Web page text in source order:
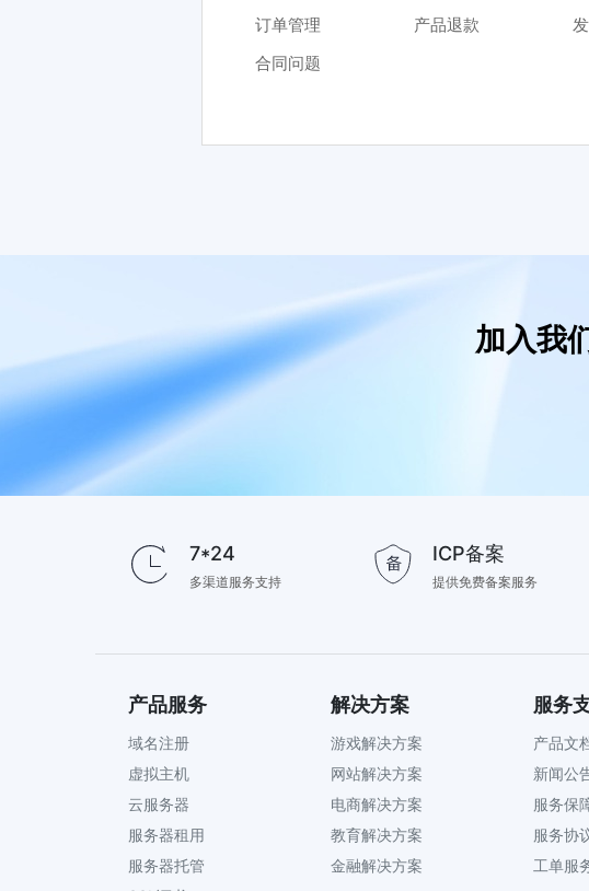
订单管理 产品退款
合同问题
加入我
7*24
多渠道服务支持
ICP备案
提供免费备案服务
产品服务
域名注册
虚拟主机
云服务器
服务器租用
服务器托管
解决方案
游戏解决方案
网站解决方案
电商解决方案
教育解决方案
金融解决方案
服务
产品文
新闻公
服务保
服务协
工单服